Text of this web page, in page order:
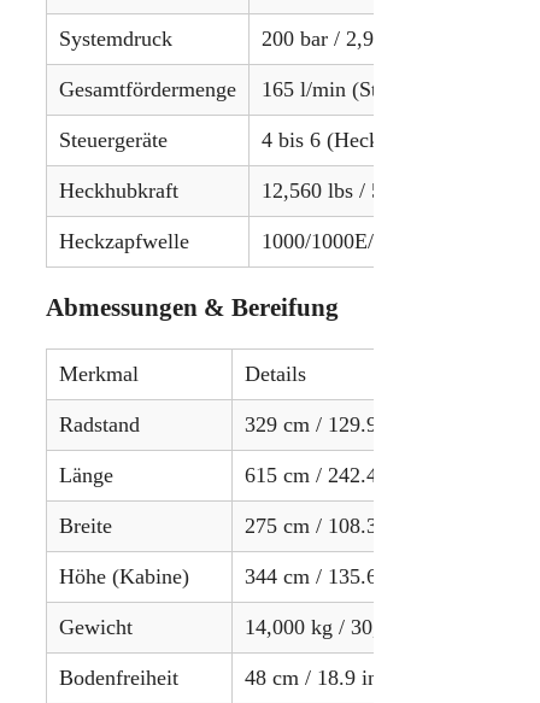
Systemdruck 200 bar / 2,900 psi
Gesamtfördermenge 165 l/min (Standard) / 430 l/
Steuergeräte 4 bis 6 (Heck, optional)
Heckhubkraft 12,560 lbs / 5697 kg
Heckzapfwelle 1000/1000E/1300 U/min
Abmessungen & Bereifung
Merkmal Details
Radstand 329 cm / 129.9 in
Länge 615 cm / 242.4 in
Breite 275 cm / 108.3 in
Höhe (Kabine) 344 cm / 135.6 in
Gewicht 14,000 kg / 30,865 lbs
Bodenfreiheit 48 cm / 18.9 in